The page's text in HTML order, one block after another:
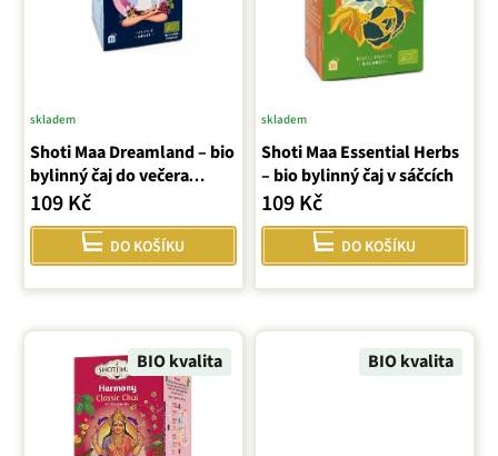
u
ů
Shoti Maa Dreamland – bio
bylinný čaj do večera
(sáčky)
skladem
109 Kč
DO KOŠÍKU
Shoti Maa Essential Herbs
– bio bylinný čaj v sáčcích
skladem
109 Kč
DO KOŠÍKU
BIO kvalita BIO kvalita